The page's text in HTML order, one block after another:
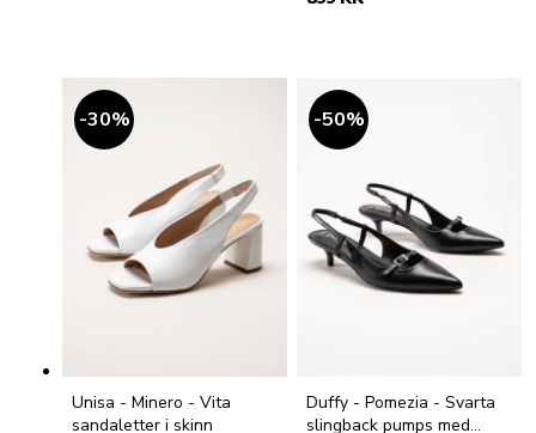
30%
Unisa - Minero - Vita
sandaletter i skinn
50%
Duffy - Pomezia - Svarta
slingback pumps med